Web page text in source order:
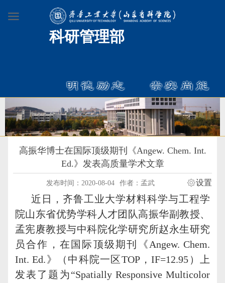
科研管理部
高振华博士在国际顶级期刊《Angew. Chem. Int.
Ed.》发表高质量学术文章
发布时间：2020-08-04 作者：孟武 设置
近日，齐鲁工业大学材料科学与工程学
院山东省优势学科人才团队高振华副教授、
孟宪赓教授与中科院化学研究所赵永生研究
员合作，在国际顶级期刊《 Angew. Chem.
Int. Ed.》（中科院一区TOP，IF=12.95 ）上
发表了题为“Spatially Responsive Multicolor